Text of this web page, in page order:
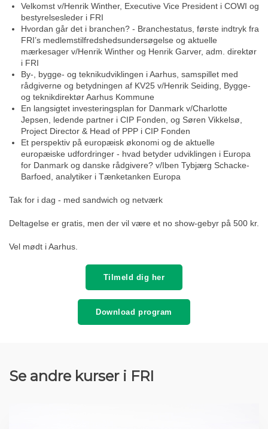
Velkomst v/Henrik Winther, Executive Vice President i COWI og
bestyrelsesleder i FRI
Hvordan går det i branchen? - Branchestatus, første indtryk fra
FRI’s medlemstilfredshedsundersøgelse og aktuelle
mærkesager v/Henrik Winther og Henrik Garver, adm. direktør
i FRI
By-, bygge- og teknikudviklingen i Aarhus, samspillet med
rådgiverne og betydningen af KV25 v/Henrik Seiding, Bygge-
og teknikdirektør Aarhus Kommune
En langsigtet investeringsplan for Danmark v/Charlotte
Jepsen, ledende partner i CIP Fonden, og Søren Vikkelsø,
Project Director & Head of PPP i CIP Fonden
Et perspektiv på europæisk økonomi og de aktuelle
europæiske udfordringer - hvad betyder udviklingen i Europa
for Danmark og danske rådgivere? v/Iben Tybjærg Schacke-
Barfoed, analytiker i Tænketanken Europa
Tak for i dag - med sandwich og netværk
Deltagelse er gratis, men der vil være et no show-gebyr på 500 kr.
Vel mødt i Aarhus.
Tilmeld dig her
Download program
Se andre kurser i FRI